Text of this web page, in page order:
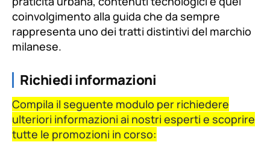
coinvolgimento alla guida che da sempre
rappresenta uno dei tratti distintivi del marchio
milanese.
Richiedi informazioni
Compila il seguente modulo per richiedere
ulteriori informazioni ai nostri esperti e scoprire
tutte le promozioni in corso: